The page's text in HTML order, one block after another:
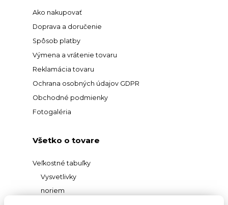
Ako nakupovať
Doprava a doručenie
Spôsob platby
Výmena a vrátenie tovaru
Reklamácia tovaru
Ochrana osobných údajov GDPR
Obchodné podmienky
Fotogaléria
Všetko o tovare
Veľkostné tabuľky
Vysvetlivky
noriem